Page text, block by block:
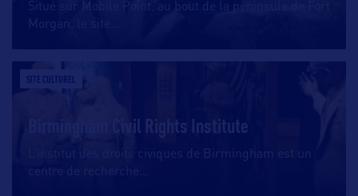
Situé sur Mobile Point, au bout de la péninsule de Fort
Morgan, le site
SITE CULTUREL
Birmingham Civil Rights Institute
L’institut des droits civiques de Birmingham est un
centre de recherche